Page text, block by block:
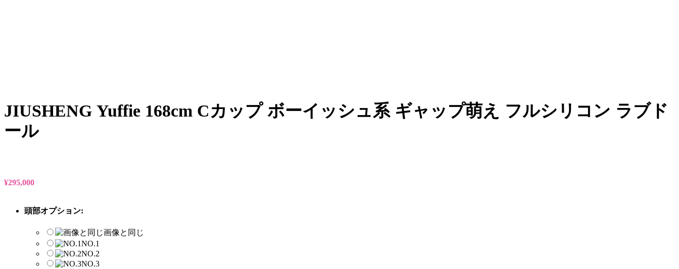
JIUSHENG Yuffie 168cm Cカップ ボーイッシュ系 ギャップ萌え フルシリコン ラブド
ール
¥295,000
頭部オプション:
画像と同じ
NO.1
NO.2
NO.3